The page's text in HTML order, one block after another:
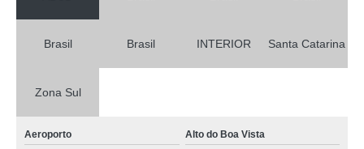
Brasil Brasil INTERIOR Santa Catarina
Zona Sul
Aeroporto Alto do Boa Vista